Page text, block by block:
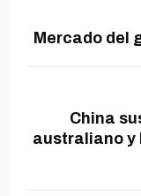
Mercado del
China
australiano y